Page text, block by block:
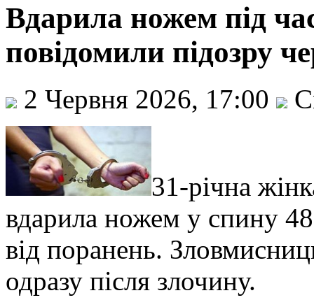
Вдарила ножем під
повідомили підозру
2 Червня 2026, 17:00
31-річна
вдарила ножем у спину
від поранень.
одразу після злочину.